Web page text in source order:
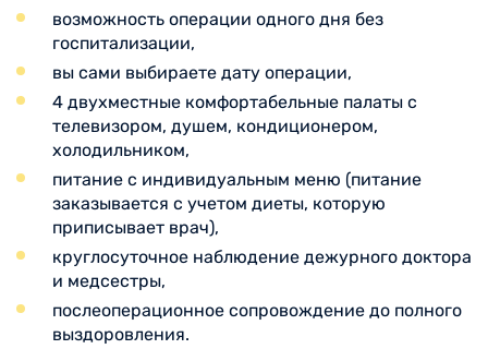
возможность операции одного дня без
госпитализации,
вы сами выбираете дату операции,
4 двухместные комфортабельные палаты с
телевизором, душем, кондиционером,
холодильником,
питание с индивидуальным меню (питание
заказывается с учетом диеты, которую
приписывает врач),
круглосуточное наблюдение дежурного доктора
и медсестры,
послеоперационное сопровождение до полного
выздоровления.